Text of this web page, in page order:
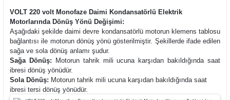
VOLT 220 volt Monofaze Daimi Kondansatörlü Elektrik
Motorlarında Dönüş Yönü Değişimi:
Aşağıdaki şekilde daimi devre kondansatörlü motorun klemens tablosu
bağlantısı ile motorun dönüş yönü gösterilmiştir. Şekillerde ifade edilen
sağa ve sola dönüş anlamı şudur.
Sağa Dönüş: Motorun tahrik mili ucuna karşıdan bakıldığında saat
ibresi dönüş yönüdür.
Sola Dönüş: Motorun tahrik mili ucuna karşıdan bakıldığında saat
ibresi tersi dönüş yönüdür.